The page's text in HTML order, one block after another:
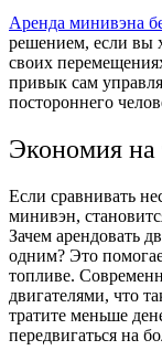
Аренда минивэна
решением, если вы
своих
привык сам
постороннего
Экономия на
Если сравнивать
минивэн,
Зачем арендовать
одним? Это
топливе.
двигателями, что
тратите меньше
передвигаться на